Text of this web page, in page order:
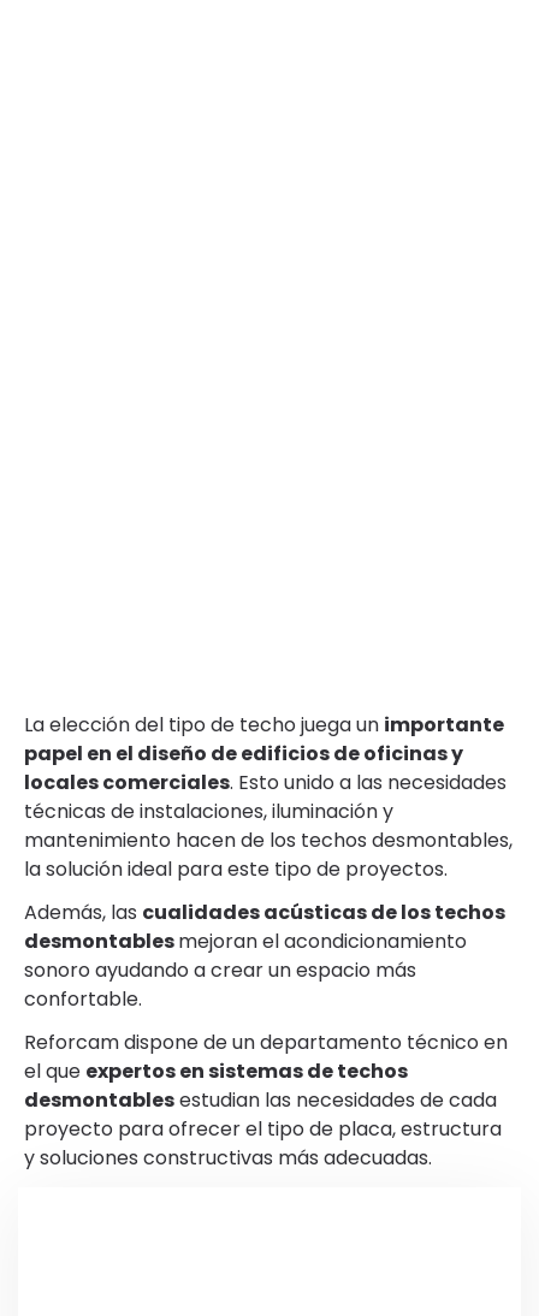
La elección del tipo de techo juega un importante
papel en el diseño de edificios de oficinas y
locales comerciales. Esto unido a las necesidades
técnicas de instalaciones, iluminación y
mantenimiento hacen de los techos desmontables,
la solución ideal para este tipo de proyectos.
Además, las cualidades acústicas de los techos
desmontablesmejoran el acondicionamiento
sonoro ayudando a crear un espacio más
confortable.
Reforcam dispone de un departamento técnico en
el que expertos en sistemas de techos
desmontablesestudian las necesidades de cada
proyecto para ofrecer el tipo de placa, estructura
y soluciones constructivas más adecuadas.